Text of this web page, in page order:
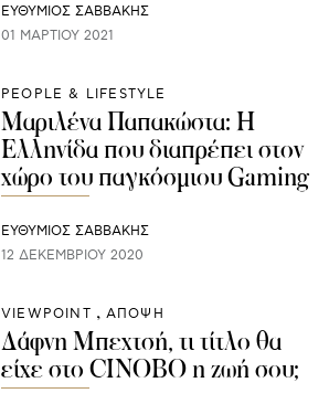
ΕΥΘΥΜΙΟΣ ΣΑΒΒΑΚΗΣ
01 ΜΑΡΤΊΟΥ 2021
PEOPLE & LIFESTYLE
Μαριλένα Παπακώστα: H
Ελληνίδα που διαπρέπει στον
χώρο του παγκόσμιου Gaming
ΕΥΘΥΜΙΟΣ ΣΑΒΒΑΚΗΣ
12 ΔΕΚΕΜΒΡΊΟΥ 2020
VIEWPOINT ΑΠΟΨΗ
Δάφνη Μπεχτσή, τι τίτλο θα
είχε στο CINOBO η ζωή σου;